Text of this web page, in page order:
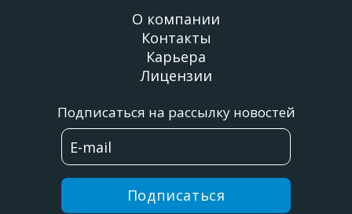
О компании
Контакты
Карьера
Лицензии
Подписаться на рассылку новостей
Подписаться